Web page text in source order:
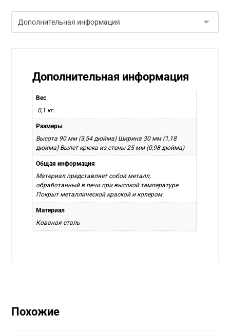
Дополнительная информация
Вес
0,1 кг.
Размеры
Высота 90 мм (3,54 дюйма) Ширина 30 мм (1,18
дюйма) Вылет крюка из стены 25 мм (0,98 дюйма)
Общая информация
Материал представляет собой металл,
обработанный в печи при высокой температуре.
Покрыт металлической краской и колером.
Материал
Кованая сталь
Похожие